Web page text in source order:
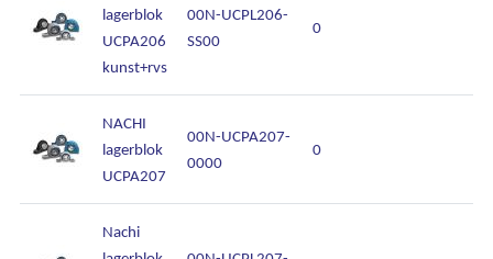
lagerblok
UCPA206
kunst+rvs
00N-UCPL206-
SS00
0
NACHI
lagerblok
UCPA207
00N-UCPA207-
0000
0
Nachi